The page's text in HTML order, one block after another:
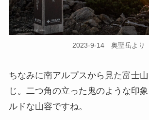
2023-9-14 奥聖岳より
ちなみに南アルプスから見た富士
じ。二つ角の立った鬼のような印
ルドな山容ですね。